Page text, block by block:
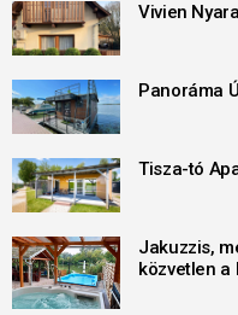
Vivien
Panoráma
Tisza-tó
Jakuzzis,
közvetlen a